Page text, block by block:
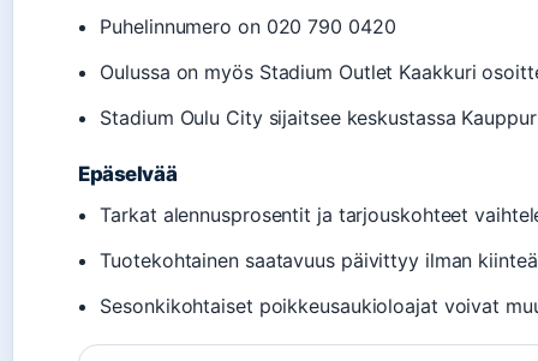
Puhelinnumero on 020 790 0420
Oulussa on myös Stadium Outlet Kaakkuri
Stadium Oulu City sijaitsee keskustassa
Epäselvää
Tarkat alennusprosentit ja tarjouskohteet
Tuotekohtainen saatavuus päivittyy ilman
Sesonkikohtaiset poikkeusaukioloajat voivat